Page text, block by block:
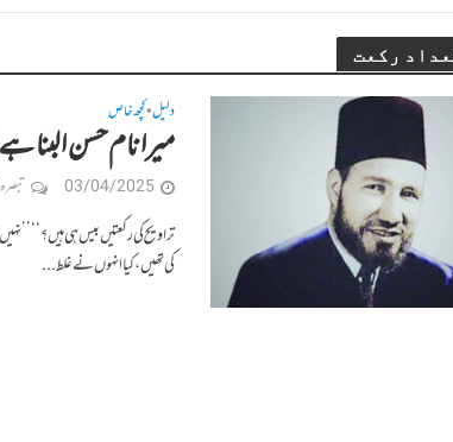
دلیل•کچھ خاص
میرا نام حسن البنا
03/04/2025
تراویح کی رکعتیں بیس ہی ہیں؟‘‘
کی تھیں، کیا انہوں نے غلط...